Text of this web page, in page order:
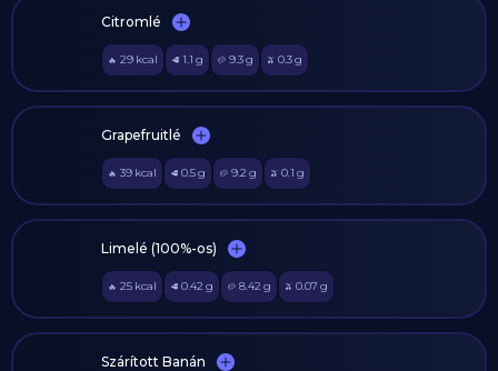
Citromlé
🔥 29 kcal 🥩 1.1 g 🥔 9.3g 🫒 0.3g
Grapefruitlé
🔥 39 kcal 🥩 0.5g 🥔 9.2 g 🫒 0.1 g
Limelé (100%-os)
🔥 25 kcal 🥩 0.42 g 🥔 8.42 g 🫒 0.07 g
Szárított Banán